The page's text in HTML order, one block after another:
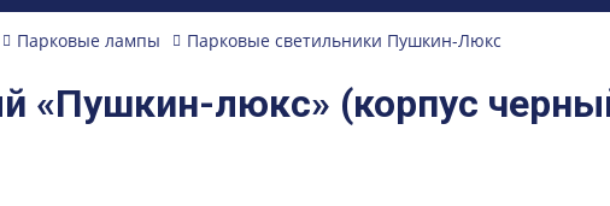
Парковые лампы Парковые светильники Пушкин-Люкс
«Пушкин-люкс» (корпус